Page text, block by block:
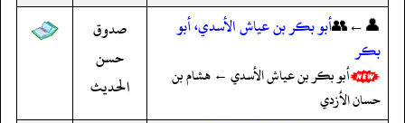
👤←👥أبو بكر بن عياش الأسدي، أبو
بكر
أبو بكر بن عياش الأسدي ← هشام بن
حسان الأزدي
صدوق
حسن
الحديث